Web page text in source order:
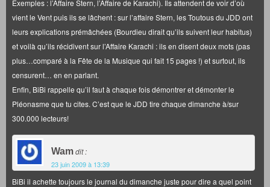
Exemples : l’Affaire Stern, l’Affaire de Karachi). Ils attendent de voir d’où
vient le Vent puis ils se lâchent : sur l’affaire Stern, les Toutous du JDD ont
leurs explications prémâchées (Bourdieu dirait qu’ils suivent leur habitus)
et voilà qu’ils récidivent sur l’Affaire Karachi : ils en disent deux mots (pas
plus…comparé à la Fête de la Musique qui fait 15 pages !) et surtout, ils
censurent… en en parlant.
Enfin, BiBi rappelle qu’il faut à chaque fois démontrer et démonter le
Pléonasme que tu cites. C’est que le JDD tire chaque dimanche à/sur
300.000 lecteurs!
Wamdit :
23 juin 2009 à 13:39
BiBi il achette toujours le journal du dimanche juste pour dire a quel point